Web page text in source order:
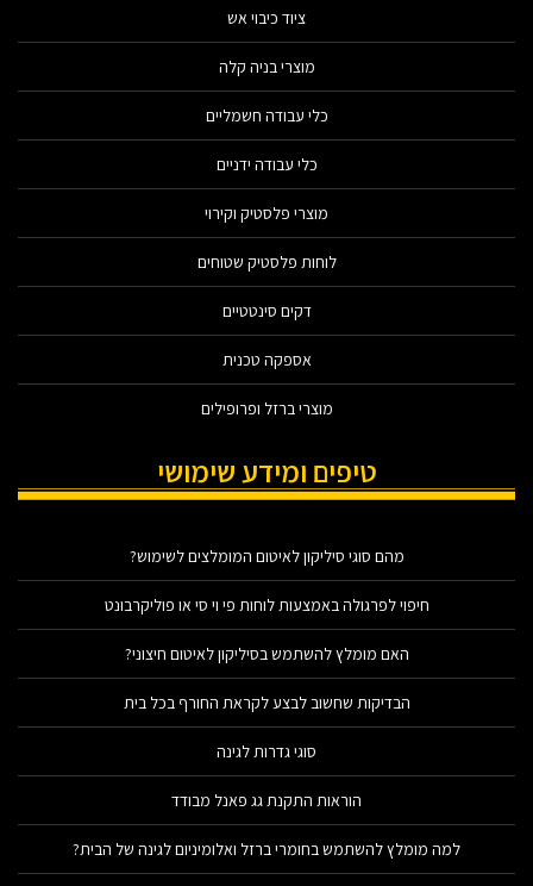
ציוד כיבוי אש
מוצרי בניה קלה
כלי עבודה חשמליים
כלי עבודה ידניים
מוצרי פלסטיק וקירוי
לוחות פלסטיק שטוחים
דקים סינטטיים
אספקה טכנית
מוצרי ברזל ופרופילים
טיפים ומידע שימושי
מהם סוגי סיליקון לאיטום המומלצים לשימוש?
חיפוי לפרגולה באמצעות לוחות פי וי סי או פוליקרבונט
האם מומלץ להשתמש בסיליקון לאיטום חיצוני?
הבדיקות שחשוב לבצע לקראת החורף בכל בית
סוגי גדרות לגינה
הוראות התקנת גג פאנל מבודד
למה מומלץ להשתמש בחומרי ברזל ואלומיניום לגינה של הבית?